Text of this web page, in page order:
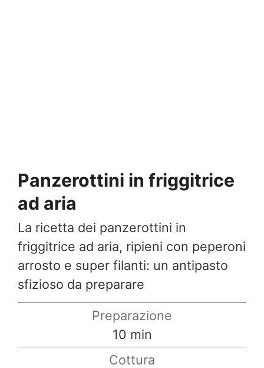
Panzerottini in friggitrice
ad aria
La ricetta dei panzerottini in
friggitrice ad aria, ripieni con peperoni
arrosto e super filanti: un antipasto
sfizioso da preparare
Preparazione
10minuti
min
Cottura